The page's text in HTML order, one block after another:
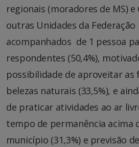
regionais (moradores de MS) e
outras Unidades da Federação
acompanhados de 1 pessoa
respondentes (50,4%),
possibilidade de aproveitar as
belezas naturais (33,5%), e
de praticar atividades ao ar
tempo de permanência acima
município (31,3%) e previsão